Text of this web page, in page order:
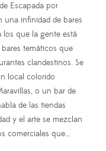
Escapada por
infinidad de bares
los que la gente está
temáticos que
clandestinos. Se
local colorido
o un bar de
de las tiendas
y el arte se mezclan
comerciales que…